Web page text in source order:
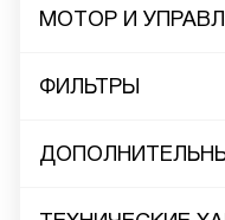
МОТОР И
ФИЛЬТРЫ